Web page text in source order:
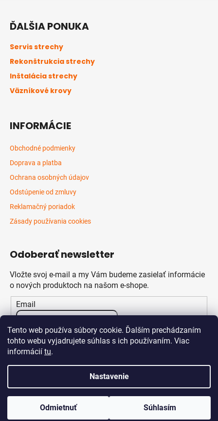
Tento web používa súbory cookie. Ďalším prechádzaním
tohto webu vyjadrujete súhlas s ich používaním. Viac
informácií tu.
Nastavenie
Odmietnuť Súhlasím
ĎALŠIA PONUKA
Servis strechy
Rekonštrukcia strechy
Inštalácia strechy
Väzníkové krovy
INFORMÁCIE
Obchodné podmienky
Doprava a platba
Ochrana osobných údajov
Odstúpenie od zmluvy
Reklamačný poriadok
Zásady používania cookies
Odoberať newsletter
Vložte svoj e-mail a my Vám budeme zasielať informácie
o nových produktoch na našom e-shope.
Email
Vložením e-mailu súhlasíte spodmienkami ochrany
osobných údajov
PRIHLÁSIŤ SA